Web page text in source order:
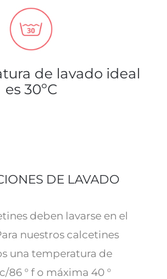
de lavado ideal
es 30ºC
DE LAVADO
deben lavarse en el
nuestros calcetines
una temperatura de
86 ° f o máxima 40 °